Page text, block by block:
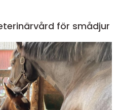
för smådjur